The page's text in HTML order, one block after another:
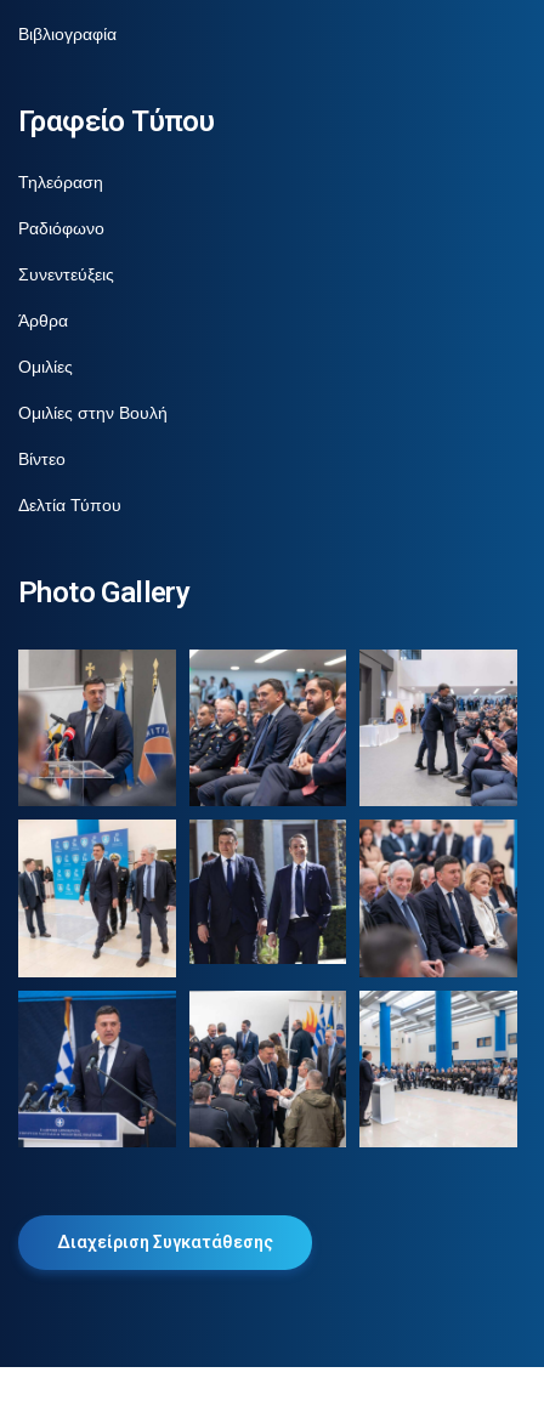
Βιβλιογραφία
Γραφείο Τύπου
Τηλεόραση
Ραδιόφωνο
Συνεντεύξεις
Άρθρα
Ομιλίες
Ομιλίες στην Βουλή
Βίντεο
Δελτία Τύπου
Photo Gallery
Διαχείριση Συγκατάθεσης